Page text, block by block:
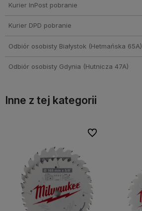
Kurier InPost pobranie
Kurier DPD pobranie
Odbiór osobisty Białystok (Hetmańska 65A)
Odbiór osobisty Gdynia (Hutnicza 47A)
Inne z tej kategorii
Do ulubionych
Do ulubionych